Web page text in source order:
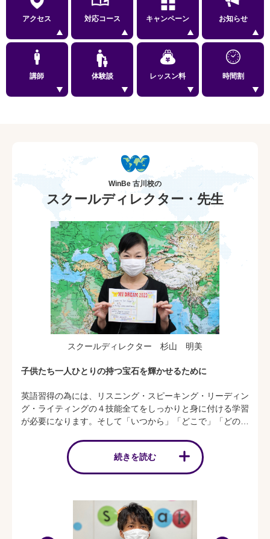
アクセス 対応コース キャンペーン お知らせ
講師 体験談 レッスン料 時間割
WinBe 古川校の
スクールディレクター・先生
スクールディレクター 杉山 明美
子供たち一人ひとりの持つ宝石を輝かせるために
英語習得の為には、リスニング・スピーキング・リーディン
グ・ライティングの４技能全てをしっかりと身に付ける学習
が必要になります。そして「いつから」「どこで」「どのよ
ーバル化が進む社会にこれから飛び出していく子供たちが、
将来は英語を道具として社会で活躍する人間となれるよう努
力する。その努力と成果が将来の自分の力となり、個々が持
続きを読む